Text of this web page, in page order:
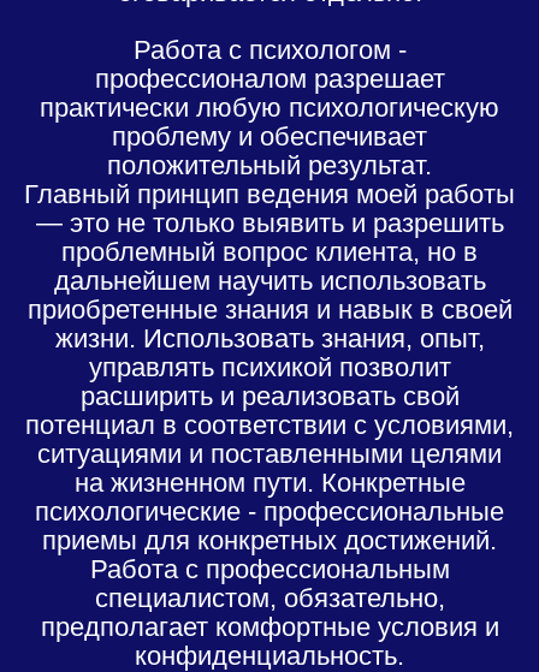
Работа с психологом -
профессионалом разрешает
практически любую психологическую
проблему и обеспечивает
положительный результат.
Главный принцип ведения моей работы
— это не только выявить и разрешить
проблемный вопрос клиента, но в
дальнейшем научить использовать
приобретенные знания и навык в своей
жизни. Использовать знания, опыт,
управлять психикой позволит
расширить и реализовать свой
потенциал в соответствии с условиями,
ситуациями и поставленными целями
на жизненном пути. Конкретные
психологические - профессиональные
приемы для конкретных достижений.
Работа с профессиональным
специалистом, обязательно,
предполагает комфортные условия и
конфиденциальность.